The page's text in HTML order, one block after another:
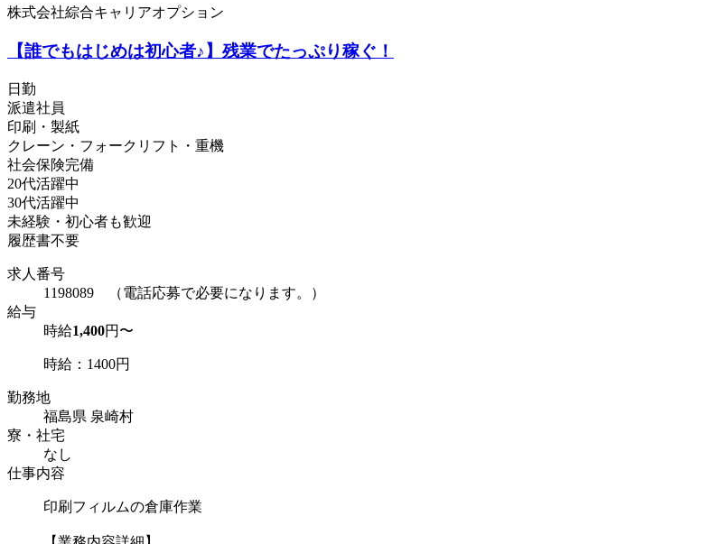
株式会社綜合キャリアオプション
【誰でもはじめは初心者♪】残業でたっぷり稼ぐ！
日勤
派遣社員
印刷・製紙
クレーン・フォークリフト・重機
社会保険完備
20代活躍中
30代活躍中
未経験・初心者も歓迎
履歴書不要
求人番号
1198089 （電話応募で必要になります。）
給与
時給1,400円〜
時給：1400円
勤務地
福島県 泉崎村
寮・社宅
なし
仕事内容
印刷フィルムの倉庫作業